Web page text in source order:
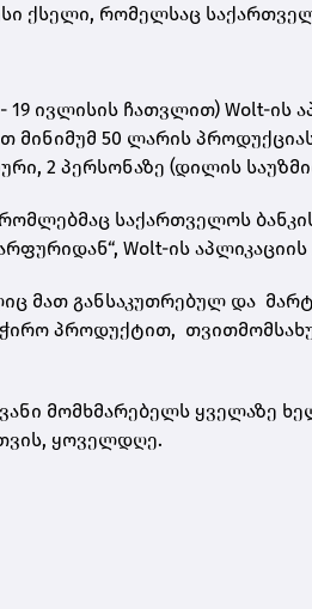
ქსელი, რომელსაც
ივლისის ჩათვლით) Wolt-ის
მინიმუმ 50 ლარის
2 პერსონაზე (დილის
საქართველოს
Wolt-ის
მათ განსაკუთრებულ და
პროდუქტით,
მომხმარებელს ყველაზე
ყოველდღე.